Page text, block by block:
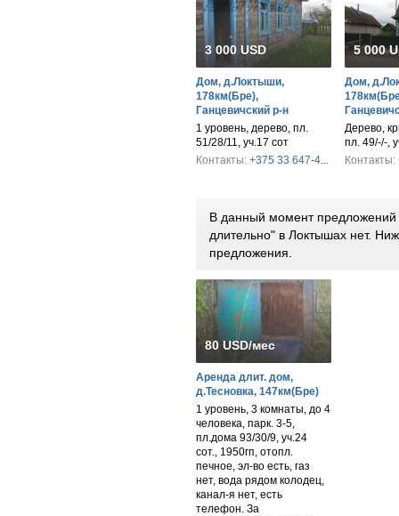
3 000 USD
Дом, д.Локтыши,
178км(Бре),
Ганцевичский р-н
1 уровень, дерево, пл.
51/28/11, уч.17 сот
Контакты: +375 33 647-4...
5 000
Дом,
Дерево,
пл. 49/-/-,
Контакты:
В данный момент
длительно" в Локтышах нет.
предложения.
80 USD/мес
Аренда длит. дом,
д.Тесновка, 147км(Бре)
1 уровень, 3 комнаты, до 4
человека, парк. 3-5,
пл.дома 93/30/9, уч.24
сот., 1950гп, отопл.
печное, эл-во есть, газ
нет, вода рядом колодец,
канал-я нет, есть
телефон. За